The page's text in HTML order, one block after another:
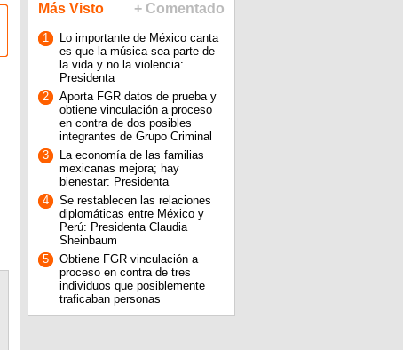
Más Visto + Comentado
1
Lo importante de México canta
es que la música sea parte de
la vida y no la violencia:
Presidenta
2
Aporta FGR datos de prueba y
obtiene vinculación a proceso
en contra de dos posibles
integrantes de Grupo Criminal
3
La economía de las familias
mexicanas mejora; hay
bienestar: Presidenta
4
Se restablecen las relaciones
diplomáticas entre México y
Perú: Presidenta Claudia
Sheinbaum
5
Obtiene FGR vinculación a
proceso en contra de tres
individuos que posiblemente
traficaban personas